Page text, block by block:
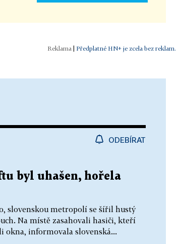
Předplatné HN+ je zcela bez reklam.
ODEBÍRAT
byl uhašen, hořela
slovenskou metropolí se šířil hustý
Na místě zasahovali hasiči, kteří
okna, informovala slovenská...